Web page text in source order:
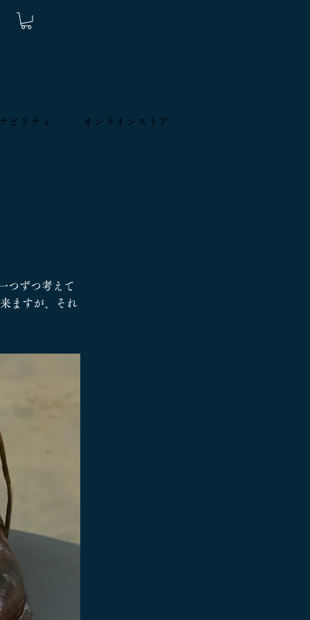
ビリティ オンラインストア
つずつ考えて
ますが、それ